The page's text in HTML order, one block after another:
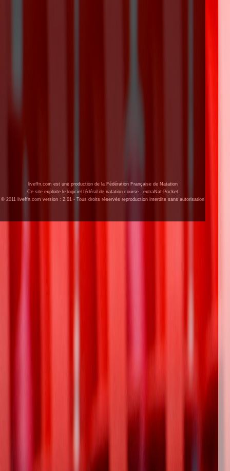
liveffn.com est une production de la Fédération Française de Natation
Ce site exploite le logiciel fédéral de natation course : extraNat-Pocket
© 2011 liveffn.com version : 2.01 - Tous droits réservés reproduction interdite sans autorisation